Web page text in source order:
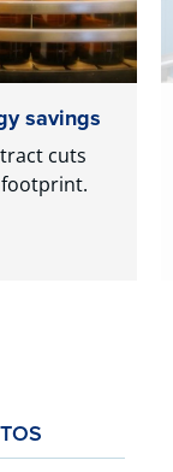
savings
cuts
footprint.